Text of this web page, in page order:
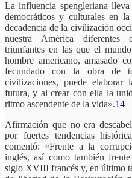
La influencia spengleriana
democráticos y culturales en
decadencia de la civilización
nuestra América diferentes
triunfantes en las que el
hombre americano, amasado
fecundado con la obra de
civilizaciones, puede elaborar
futura, y al crear con ella la
ritmo ascendente de la vida».14
Afirmación que no era
por fuertes tendencias
comentó: «Frente a la
inglés, así como también
siglo XVIII francés y, en último